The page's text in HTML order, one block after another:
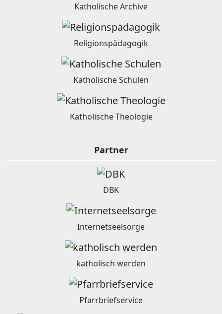
Katholische Archive
Religionspädagogik
Katholische Schulen
Katholische Theologie
Partner
DBK
Internetseelsorge
katholisch werden
Pfarrbriefservice